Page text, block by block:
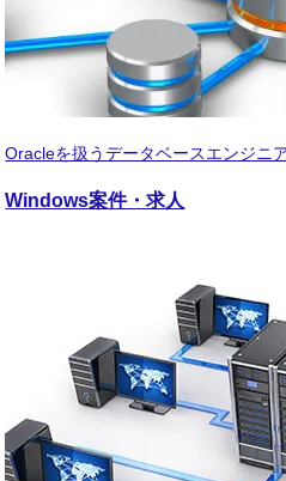
Oracleを扱うデータベースエンジニ
Windows案件・求人